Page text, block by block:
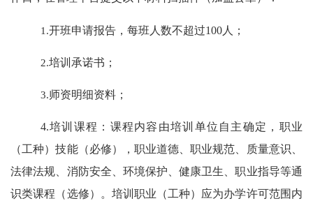
1.开班申请报告，每班人数不超过100人；
2.培训承诺书；
3.师资明细资料；
4.培训课程：课程内容由培训单位自主确定，职业
（工种）技能（必修），职业道德、职业规范、质量意识、
法律法规、消防安全、环境保护、健康卫生、职业指导等通
识类课程（选修）。培训职业（工种）应为办学许可范围内